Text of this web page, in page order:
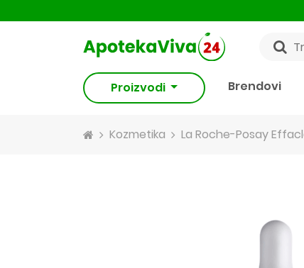
Proizvodi Brendovi
Kozmetika La Roche-Posay